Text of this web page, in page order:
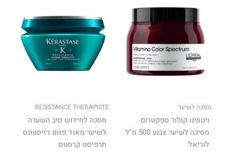
מסכה לשיער
ויטמינו קולור ספקטרום-
מסיכה לשיער צבוע 500 מ"ל
לוריאל
RESISTANCE THERAPISTE
מסכה לחידוש סיב השערה
לשיער מאוד פגום רזיסטונס
תרפיסט קרסטס